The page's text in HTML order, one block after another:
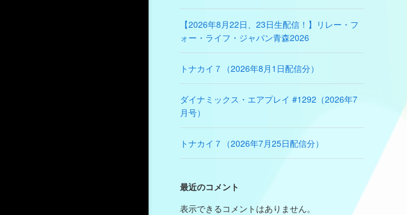
【2026年8月22日、23日生配信！】リレー・フ
ォー・ライフ・ジャパン青森2026
トナカイ７（2026年8月1日配信分）
ダイナミックス・エアプレイ #1292（2026年7
月号）
トナカイ７（2026年7月25日配信分）
最近のコメント
表示できるコメントはありません。